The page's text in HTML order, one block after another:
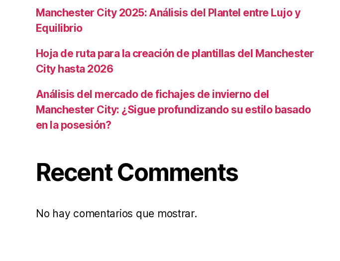
Manchester City 2025: Análisis del Plantel entre Lujo y
Equilibrio
Hoja de ruta para la creación de plantillas del Manchester
City hasta 2026
Análisis del mercado de fichajes de invierno del
Manchester City: ¿Sigue profundizando su estilo basado
en la posesión?
Recent Comments
No hay comentarios que mostrar.